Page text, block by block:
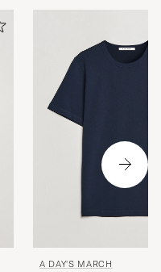
A DAY'S MARCH